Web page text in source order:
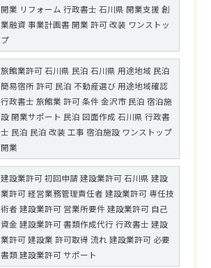
開業 リフォーム 行政書士 石川県 開業支援 創
業融資 事業計画書 開業 許可 改装 ワンストッ
プ
旅館業許可 石川県 民泊 石川県 用途地域 民泊
簡易宿所 許可 民泊 不動産選び 用途地域確認
行政書士 旅館業 許可 条件 金沢市 民泊 宿泊施
設 開業サポート 民泊 図面作成 石川県 行政書
士 民泊 民泊 改装 工事 宿泊施設 ワンストップ
開業
建設業許可 初回申請 建設業許可 石川県 建設
業許可 経営業務管理責任者 建設業許可 専任技
術者 建設業許可 営業所要件 建設業許可 自己
資金 建設業許可 書類作成代行 行政書士 建設
業許可 建設業 許可取得 流れ 建設業許可 必要
書類 建設業許可 サポート